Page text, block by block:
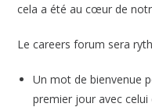
cela a été au cœur de
Le careers forum sera
Un mot de bienvenue
premier jour avec celui